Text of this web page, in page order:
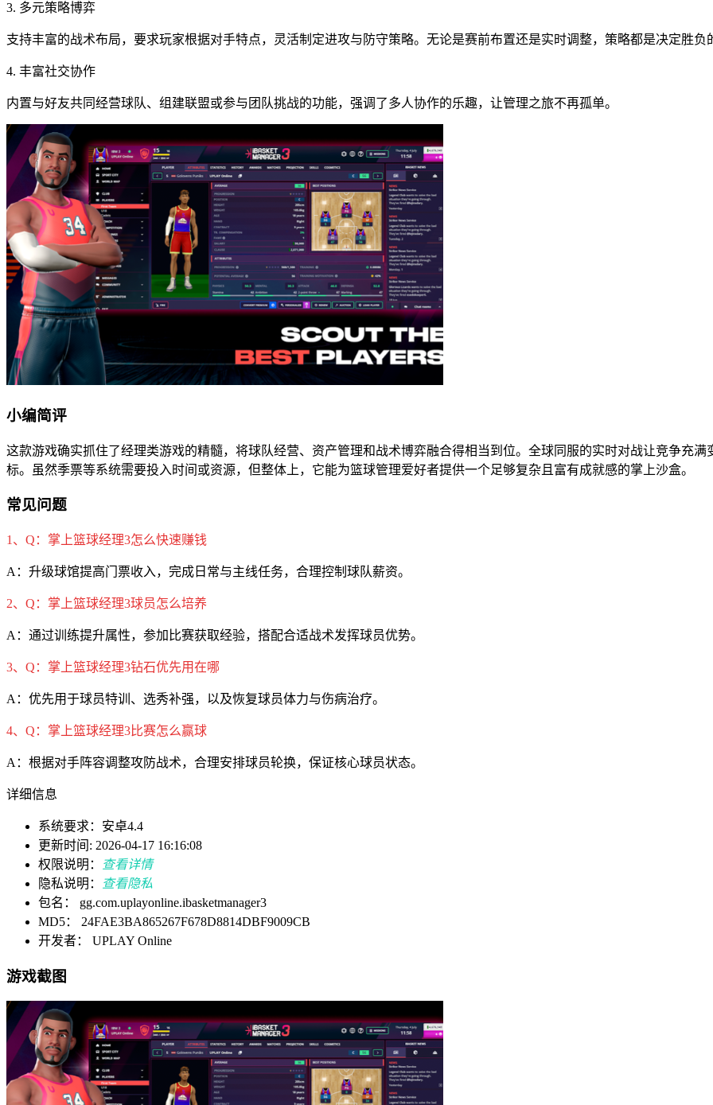
3. 多元策略博弈
支持丰富的战术布局，要求玩家根据对手特点，灵活制定进攻与防守策略。无论是赛前布置还是实时调整，策略都是决定胜负
4. 丰富社交协作
内置与好友共同经营球队、组建联盟或参与团队挑战的功能，强调了多人协作的乐趣，让管理之旅不再孤单。
小编简评
这款游戏确实抓住了经理类游戏的精髓，将球队经营、资产管理和战术博弈融合得相当到位。全球同服的实时对战让竞争充
标。虽然季票等系统需要投入时间或资源，但整体上，它能为篮球管理爱好者提供一个足够复杂且富有成就感的掌上沙盒。
常见问题
1、Q：掌上篮球经理3怎么快速赚钱
A：升级球馆提高门票收入，完成日常与主线任务，合理控制球队薪资。
2、Q：掌上篮球经理3球员怎么培养
A：通过训练提升属性，参加比赛获取经验，搭配合适战术发挥球员优势。
3、Q：掌上篮球经理3钻石优先用在哪
A：优先用于球员特训、选秀补强，以及恢复球员体力与伤病治疗。
4、Q：掌上篮球经理3比赛怎么赢球
A：根据对手阵容调整攻防战术，合理安排球员轮换，保证核心球员状态。
详细信息
系统要求：安卓4.4
更新时间: 2026-04-17 16:16:08
权限说明：
查看详情
隐私说明：
查看隐私
包名： gg.com.uplayonline.ibasketmanager3
MD5： 24FAE3BA865267F678D8814DBF9009CB
开发者： UPLAY Online
游戏截图